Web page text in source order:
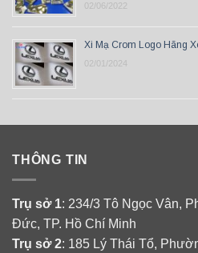
02/06/2022
Xi Mạ Crom Logo Hãng
02/01/2024
THÔNG TIN
Trụ sở 1: 234/3 Tô Ngọc Vân,
Đức, TP. Hồ Chí Minh
Trụ sở 2: 185 Lý Thái Tổ,